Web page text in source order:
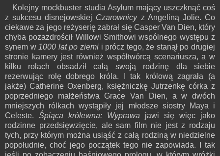
Kolejny mockbuster studia Asylum mający uszczknąć coś
z sukcesu disnejowskiej Czarownicyz Angeliną Jolie. Co
ciekawe za jego reżyserię zabrał się Casper Van Dien, który
chyba pozazdrościł Willowi Smithowi wspólnego występu z
synem w 1000 lat po ziemii prócz tego, że stanął po drugiej
stronie kamery jest również współtwórcą scenariusza, a w
kilku rolach obsadził całą swoją rodzinę dla siebie
rezerwując rolę dobrego króla. I tak królową zagrała (a
jakże) Catherine Oxenberg, księżniczkę Jutrzenkę córka z
poprzedniego małżeństwa Grace Van Dien, a w dwóch
mniejszych rólkach wystąpiły jej młodsze siostry Maya i
Celeste. Śpiąca królewna: Wyprawa jawi się więc jako
rodzinne przedsięwzięcie, ale sam film nie jest z rodzaju
tych, przy którym można usiąść z całą rodziną w niedzielne
popołudnie, choć jego początek tego nie zapowiada. I tak